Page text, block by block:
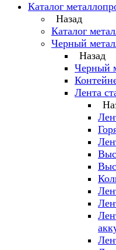
Каталог
Назад
Каталог
Черный
Назад
Черный
Лента